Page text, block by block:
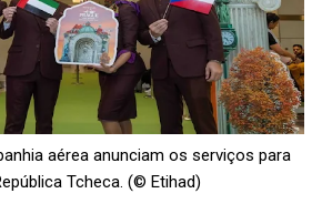
aérea anunciam os serviços para
Tcheca. (© Etihad)